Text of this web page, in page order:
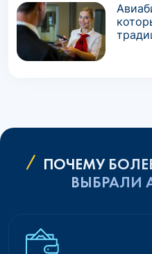
ПОЧЕМУ
ВЫБРАЛИ